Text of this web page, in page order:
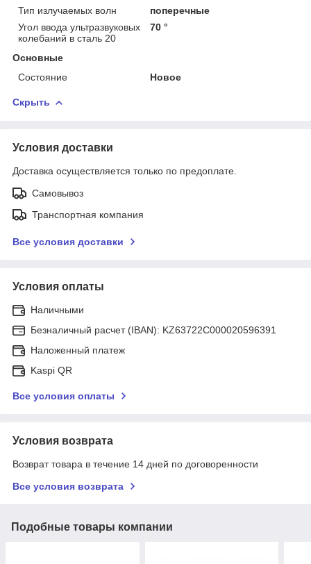
Тип излучаемых волн
поперечные
Угол ввода ультразвуковых
колебаний в сталь 20
70 °
Основные
Состояние
Новое
Скрыть
Условия доставки
Доставка осуществляется только по предоплате.
Самовывоз
Транспортная компания
Все условия доставки
Условия оплаты
Наличными
Безналичный расчет (IBAN): KZ63722C000020596391
Наложенный платеж
Kaspi QR
Все условия оплаты
Условия возврата
Возврат товара в течение 14 дней по договоренности
Все условия возврата
Подобные товары компании